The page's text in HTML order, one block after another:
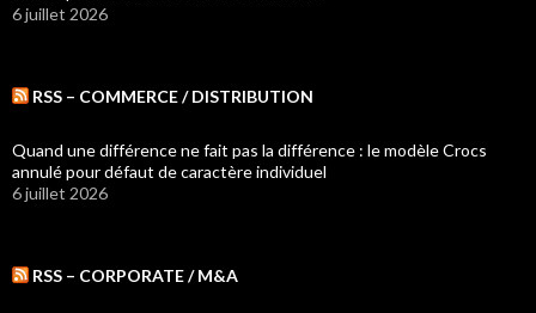
6 juillet 2026
RSS – COMMERCE / DISTRIBUTION
Quand une différence ne fait pas la différence : le modèle Crocs
annulé pour défaut de caractère individuel
6 juillet 2026
RSS – CORPORATE / M&A